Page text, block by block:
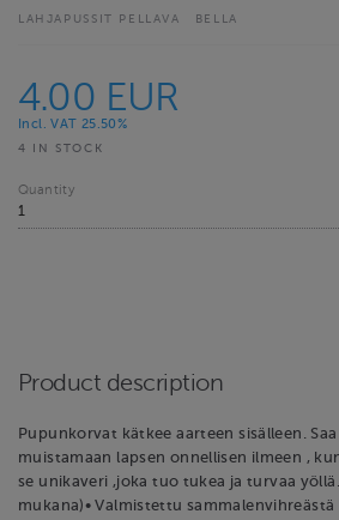
LAHJAPUSSIT PELLAVA BELLA
4.00 EUR
Incl. VAT 25.50%
4 IN STOCK
Quantity
Product description
Pupunkorvat kätkee aarteen sisälleen.
muistamaan lapsen onnellisen ilmeen ,
se unikaveri ,joka tuo tukea ja turvaa
mukana)• Valmistettu sammalenvihreästä